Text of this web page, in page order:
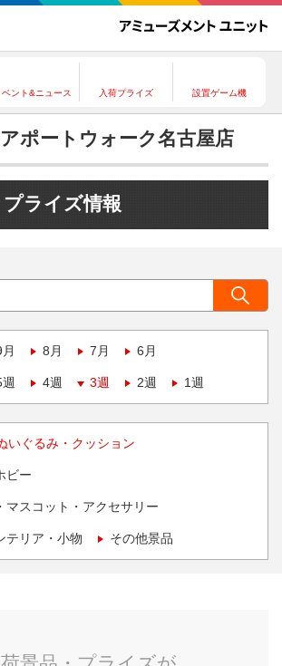
ベント&ニュース 入荷プライズ 設置ゲーム機
ポートウォーク名古屋店
プライズ情報
8月 7月 6月
4週 3週 2週 1週
いぐるみ・クッション
ビー
マスコット・アクセサリー
テリア・小物 その他景品